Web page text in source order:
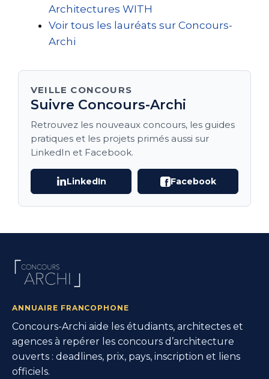
Architectures WITH
Voir tous les lauréats sur Concours-
Archi
VEILLE CONCOURS
Suivre Concours-Archi
Retrouvez les nouveaux concours, les guides
pratiques et les projets primés aussi sur
LinkedIn et Facebook.
LinkedIn Facebook
ANNUAIRE FRANCOPHONE
Concours-Archi aide les étudiants, architectes et
agences à repérer les concours d’architecture
ouverts : deadlines, prix, pays, inscription et liens
officiels.